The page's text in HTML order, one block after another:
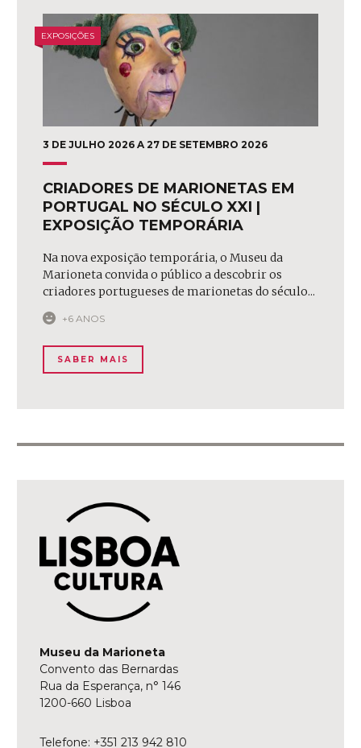
EXPOSIÇÕES
3 DE JULHO 2026 A 27 DE SETEMBRO 2026
CRIADORES DE MARIONETAS EM
PORTUGAL NO SÉCULO XXI |
EXPOSIÇÃO TEMPORÁRIA
Na nova exposição temporária, o Museu da
Marioneta convida o público a descobrir os
criadores portugueses de marionetas do século...
+6 ANOS
SABER MAIS
Museu da Marioneta
Convento das Bernardas
Rua da Esperança, n° 146
1200-660 Lisboa
Telefone: +351 213 942 810